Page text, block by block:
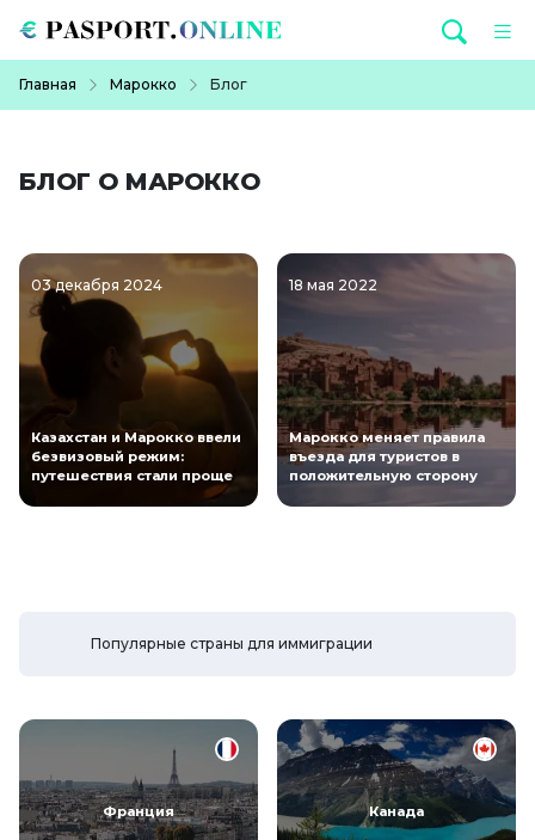
Главная Марокко Блог
БЛОГ О МАРОККО
03 декабря 2024
Казахстан и Марокко ввели
безвизовый режим:
путешествия стали проще
18 мая 2022
Марокко меняет правила
въезда для туристов в
положительную сторону
Популярные страны для иммиграции
Франция Канада